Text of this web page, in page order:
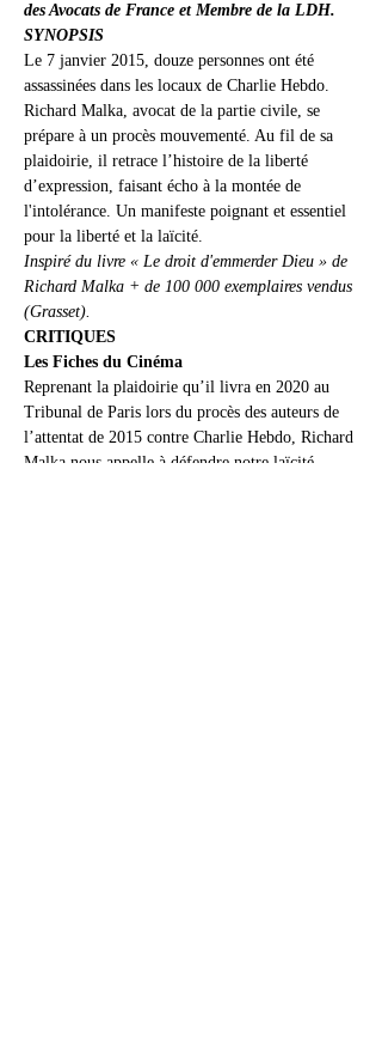
des Avocats de France et Membre de la LDH.
SYNOPSIS
Le 7 janvier 2015, douze personnes ont été
assassinées dans les locaux de Charlie Hebdo.
Richard Malka, avocat de la partie civile, se
prépare à un procès mouvementé. Au fil de sa
plaidoirie, il retrace l’histoire de la liberté
d’expression, faisant écho à la montée de
l'intolérance. Un manifeste poignant et essentiel
pour la liberté et la laïcité.
Inspiré du livre « Le droit d'emmerder Dieu » de
Richard Malka + de 100 000 exemplaires vendus
(Grasset).
CRITIQUES
Les Fiches du Cinéma
Reprenant la plaidoirie qu’il livra en 2020 au
Tribunal de Paris lors du procès des auteurs de
l’attentat de 2015 contre Charlie Hebdo, Richard
Malka nous appelle à défendre notre laïcité,